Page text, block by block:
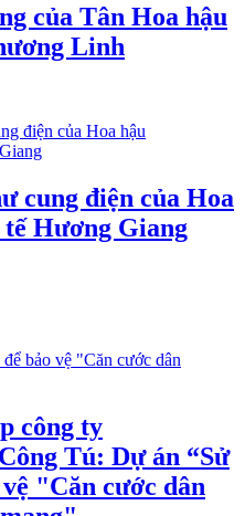
của Tân Hoa hậu
Linh
cung điện của Hoa
Hương Giang
công ty
Tú: Dự án “Sử
"Căn cước dân